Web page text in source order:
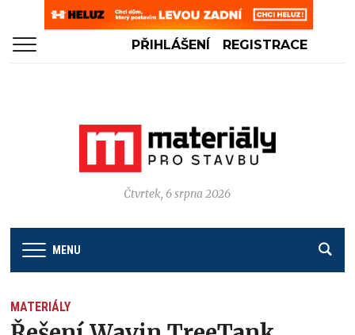
PŘIHLÁŠENÍ REGISTRACE
Čtvrtek, 6 srpna 2026
MENU
MATERIÁLY